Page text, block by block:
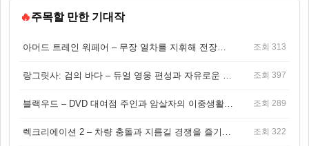
🔥주목할 만한 기대작
조회 313
조회 397
조회 289
조회 322